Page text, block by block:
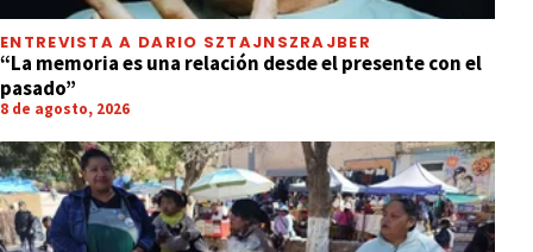
ENTREVISTA A DARIO SZTAJNSZRAJBER
“La memoria es una relación desde el presente con el
pasado”
8 de agosto, 2026